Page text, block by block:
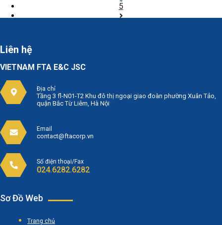
hiện
thời
Page
5
Liên hệ
VIETNAM FTA E&C JSC
Địa chỉ
Tầng 3 fl-N01-T2 Khu đô thị ngoại giao đoàn phường Xuân Tảo,
quận Bắc Từ Liêm, Hà Nội
Email
contact@ftacorp.vn
Số điện thoại/Fax
024.6282.6282
Sơ Đồ Web
Trang chủ